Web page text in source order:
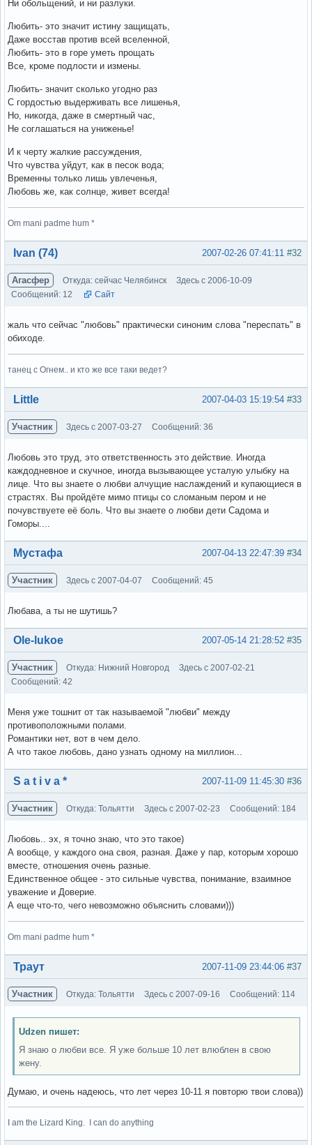
Ни обольщений, и ни разлуки.
Любить- это значит истину защищать,
Даже восстав против всей вселенной,
Любить- это в горе уметь прощать
Все, кроме подлости и измены.
Любить- значит сколько угодно раз
С гордостью выдерживать все лишенья,
Но, никогда, даже в смертный час,
Не соглашаться на униженье!
И к черту жалкие рассуждения,
Что чувства уйдут, как в песок вода;
Временны только лишь увлеченья,
Любовь же, как солнце, живет всегда!
Om mani padme hum *
Вне форума #32
2007-02-26 07:41:11
Ivan (74)
Агасфер Откуда: сейчас Челябинск
Здесь с 2006-10-09
Сообщений: 12
Сайт
жаль что сейчас "любовь" практически синоним слова "переспать" в
обиходе.
танец с Огнем.. и кто же все таки ведет?
Вне форума #33
2007-04-03 15:19:54
Little
Участник Здесь с 2007-03-27 Сообщений: 36
Любовь это труд, это ответственность это действие. Иногда
каждодневное и скучное, иногда вызывающее усталую улыбку на
лице. Что вы знаете о любви алчущие наслаждений и купающиеся в
страстях. Вы пройдёте мимо птицы со сломаным пером и не
почувствуете её боль. Что вы знаете о любви дети Садома и
Гоморы....
Вне форума #34
2007-04-13 22:47:39
Мустафа
Участник Здесь с 2007-04-07 Сообщений: 45
Любава, а ты не шутишь?
Вне форума #35
2007-05-14 21:28:52
Ole-lukoe
Участник Откуда: Нижний Новгород
Здесь с 2007-02-21
Сообщений: 42
Меня уже тошнит от так называемой "любви" между
противоположными полами.
Романтики нет, вот в чем дело.
А что такое любовь, дано узнать одному на миллион...
Вне форума #36
2007-11-09 11:45:30
S a t i v a *
Участник Откуда: Тольятти Здесь с 2007-02-23 Сообщений: 184
Любовь.. эх, я точно знаю, что это такое)
А вообще, у каждого она своя, разная. Даже у пар, которым хорошо
вместе, отношения очень разные.
Единственное общее - это сильные чувства, понимание, взаимное
уважение и Доверие.
А еще что-то, чего невозможно объяснить словами)))
Om mani padme hum *
Вне форума #37
2007-11-09 23:44:06
Траут
Участник Откуда: Тольятти Здесь с 2007-09-16 Сообщений: 114
Udzen пишет:
Я знаю о любви все. Я уже больше 10 лет влюблен в свою
жену.
Думаю, и очень надеюсь, что лет через 10-11 я повторю твои слова))
I am the Lizard King. I can do anything